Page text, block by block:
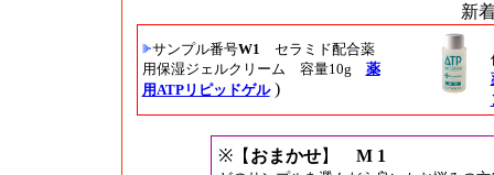
新
サンプル番号W1 セラミド配合薬
用保湿ジェルクリーム 容量10g 薬
用ATPリピッドゲル)
※【 おまかせ】 M 1